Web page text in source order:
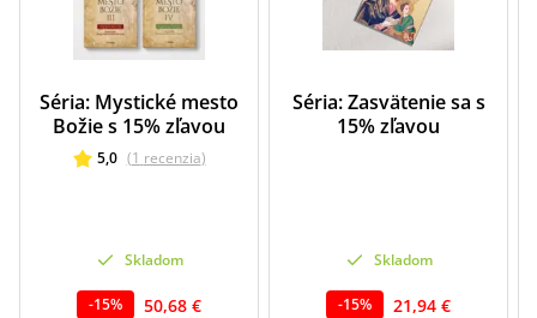
Séria: Mystické mesto
Božie s 15% zľavou
5,0 (1 recenzia)
Skladom
-15% 50,68 €
Séria: Zasvätenie sa s
15% zľavou
Skladom
-15% 21,94 €